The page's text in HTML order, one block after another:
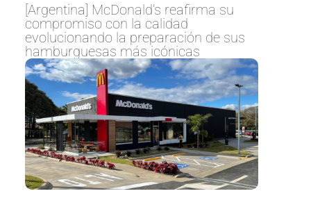
[Argentina] McDonald’s reafirma su
compromiso con la calidad
evolucionando la preparación de sus
hamburguesas más icónicas